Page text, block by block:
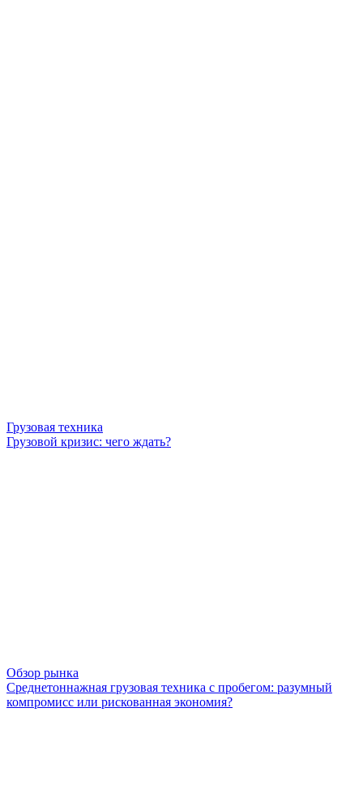
Грузовая техника
Грузовой кризис: чего ждать?
Обзор рынка
Среднетоннажная грузовая техника с пробегом: разумный
компромисс или рискованная экономия?